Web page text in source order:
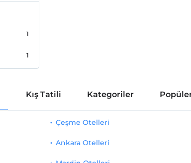
1
1
1
1
1
Kış Tatili Kategoriler
Çeşme Otelleri
Ankara Otelleri